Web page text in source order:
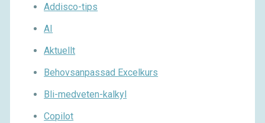
Addisco-tips
AI
Aktuellt
Behovsanpassad Excelkurs
Bli-medveten-kalkyl
Copilot